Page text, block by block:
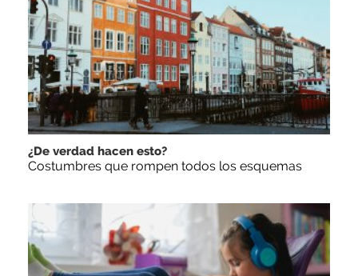
¿De verdad hacen esto?
Costumbres que rompen todos los esquemas